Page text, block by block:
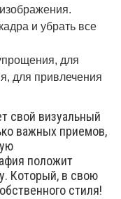
и убрать все
для
для привлечения
свой визуальный
важных приемов,
положит
Который, в свою
стиля!